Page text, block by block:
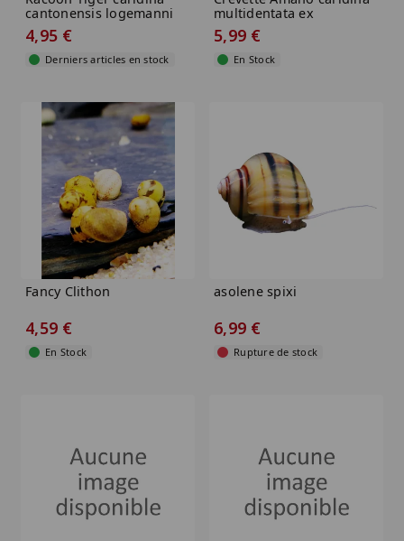
cantonensis logemanni
4,95 €
Derniers articles en stock
multidentata ex
caridina...
5,99 €
En Stock
Fancy Clithon
4,59 €
En Stock
asolene spixi
6,99 €
Rupture de stock